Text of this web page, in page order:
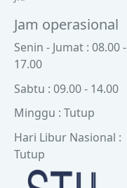
Jam operasional
Senin - Jumat : 08.00 -
17.00
Sabtu : 09.00 - 14.00
Minggu : Tutup
Hari Libur Nasional :
Tutup